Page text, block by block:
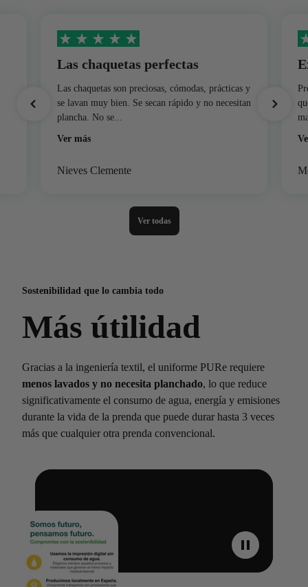
Las chaquetas perfectas
Las chaquetas son preciosas, cómodas, prácticas y
se lavan muy bien. Se secan rápido y no necesitan
plancha. No se...
Ver más
Nieves Clemente
Ver todas
Sostenibilidad que lo cambia todo
Más útilidad
Gracias a la ingeniería textil, el uniforme PURe requiere
menos lavados y no necesita planchado, lo que reduce
significativamente el consumo de agua, energía y emisiones
durante la vida de la prenda que puede durar hasta 3 veces
más que cualquier otra prenda convencional.